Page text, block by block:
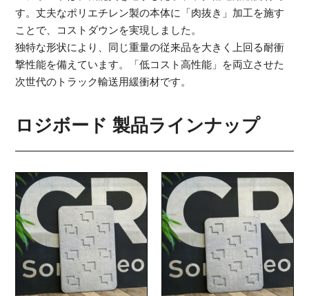
す。丈夫なポリエチレン製の本体に「肉抜き」加工を施す
ことで、コストダウンを実現しました。
独特な形状により、同じ重量の従来品を大きく上回る耐衝
撃性能を備えています。「低コスト高性能」を両立させた
次世代のトラック輸送用緩衝材です。
ロジボード 製品ラインナップ